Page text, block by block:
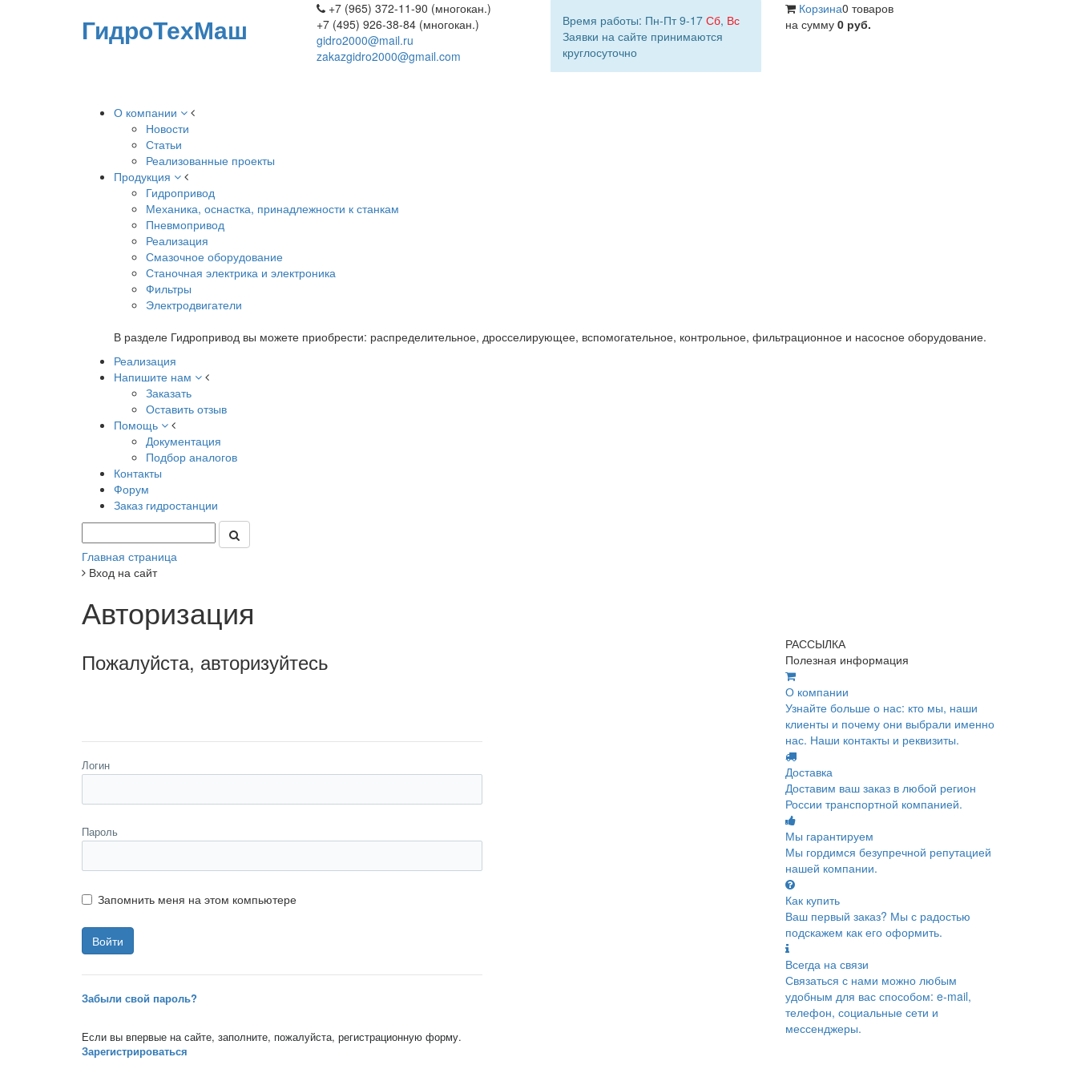
ГидроТехМаш
+7 (965) 372-11-90 (многокан.)
+7 (495) 926-38-84 (многокан.)
gidro2000@mail.ru
zakazgidro2000@gmail.com
Время работы: Пн-Пт 9-17 Сб, Вс
Заявки на сайте принимаются
круглосуточно
Корзина0 товаров
на сумму 0 руб.
О компании
Новости
Статьи
Реализованные проекты
Продукция
Гидропривод
Механика, оснастка, принадлежности к станкам
Пневмопривод
Реализация
Смазочное оборудование
Станочная электрика и электроника
Фильтры
Электродвигатели
В разделе Гидропривод вы можете приобрести: распределительное, дросселирующее, вспомогательное, контрольное, фильтрационное и насосное оборудование.
Реализация
Напишите нам
Заказать
Оставить отзыв
Помощь
Документация
Подбор аналогов
Контакты
Форум
Заказ гидростанции
Главная страница
Вход на сайт
Авторизация
Пожалуйста, авторизуйтесь
Логин
Пароль
Запомнить меня на этом компьютере
Забыли свой пароль?
Если вы впервые на сайте, заполните, пожалуйста, регистрационную форму.
Зарегистрироваться
РАССЫЛКА
Полезная информация
О компании
Узнайте больше о нас: кто мы, наши
клиенты и почему они выбрали именно
нас. Наши контакты и реквизиты.
Доставка
Доставим ваш заказ в любой регион
России транспортной компанией.
Мы гарантируем
Мы гордимся безупречной репутацией
нашей компании.
Как купить
Ваш первый заказ? Мы с радостью
подскажем как его оформить.
Всегда на связи
Связаться с нами можно любым
удобным для вас способом: e-mail,
телефон, социальные сети и
мессенджеры.